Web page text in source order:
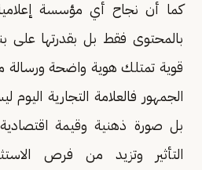
كما أن نجاح أي مؤسسة
بالمحتوى فقط بل بقدرتها على
قوية تمتلك هوية واضحة ورسالة
الجمهور فالعلامة التجارية
بل صورة ذهنية وقيمة
التأثير وتزيد من فرص